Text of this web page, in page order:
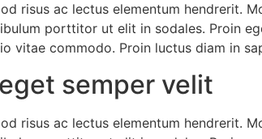
risus ac lectus elementum hendrerit.
porttitor ut elit in sodales. Proin
vitae commodo. Proin luctus diam in
semper velit
risus ac lectus elementum hendrerit.